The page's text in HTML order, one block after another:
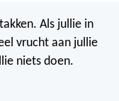
Als jullie in
vrucht aan jullie
niets doen.